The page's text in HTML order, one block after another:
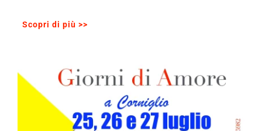
Scopri di più >>